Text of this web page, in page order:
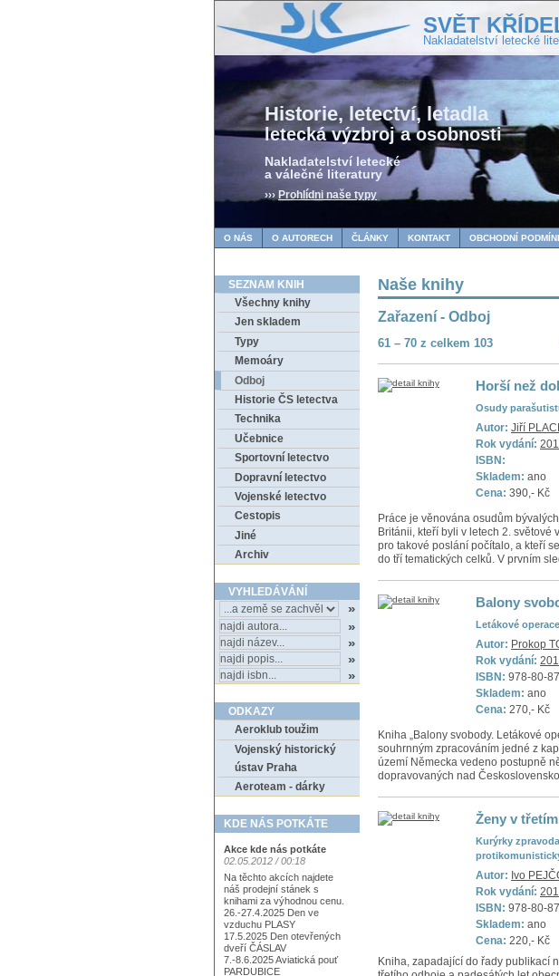
SVĚT
Nakladatelství letecké
Historie, letectví, letadla
letecká výzbroj a osobnosti
Nakladatelství letecké
a válečné literatury
››› Prohlídni naše typy
O NÁS O AUTORECH ČLÁNKY KONTAKT OBCHODNÍ
SEZNAM KNIH
Všechny knihy
Jen skladem
Typy
Memoáry
Odboj
Historie ČS letectva
Technika
Učebnice
Sportovní letectvo
Dopravní letectvo
Vojenské letectvo
Cestopis
Jiné
Archiv
VYHLEDÁVÁNÍ
ODKAZY
Aeroklub toužim
Vojenský historický
ústav Praha
Aeroteam - dárky
KDE NÁS POTKÁTE
Akce kde nás potkáte
02.05.2012 / 00:18
Na těchto akcích najdete
náš prodejní stánek s
knihami za výhodnou cenu.
26.-27.4.2025 Den ve
vzduchu PLASY
17.5.2025 Den otevřených
dveří ČÁSLAV
7.-8.6.2025 Aviatická pouť
PARDUBICE
Naše knihy
Zařazení - Odboj
61 – 70 z celkem 103
Horší než
Osudy
Autor: Jiří
Rok vydání:
ISBN:
Skladem: ano
Cena: 390,- Kč
Práce je věnována osudům
Británii, kteří byli v letech 2.
pro takové poslání počítalo, a kteří
do tří tematických celků. V prvním
Balony
Letákové
Autor: Prokop
Rok vydání:
ISBN: 978-80-
Skladem: ano
Cena: 270,- Kč
Kniha „Balony svobody. Letákové
souhrnným zpracováním jedné z
území Německa vedeno postupně
dopravovaných nad
Ženy v
Kurýrky
Autor: Ivo
Rok vydání:
ISBN: 978-80-
Skladem: ano
Cena: 220,- Kč
Kniha, zapadající do řady publikací